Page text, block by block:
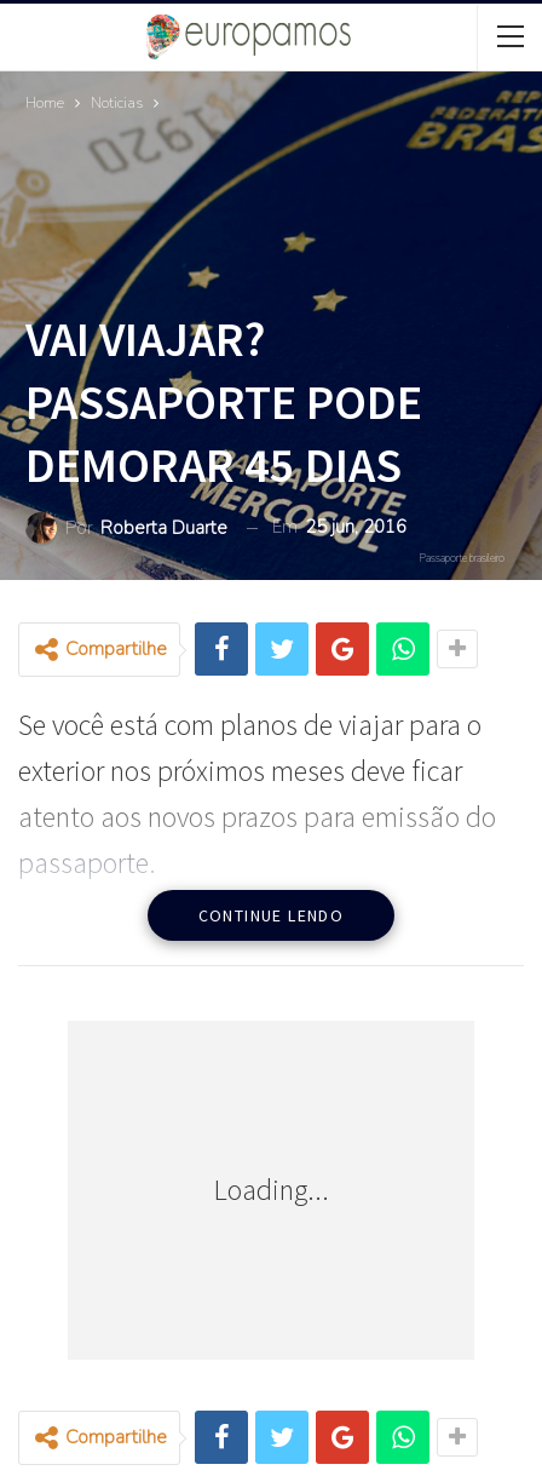
Home Noticias
VAI VIAJAR?
PASSAPORTE PODE
DEMORAR 45 DIAS
PorRoberta Duarte Em25 jun, 2016
Passaporte brasileiro
Compartilhe
Se você está com planos de viajar para o
exterior nos próximos meses deve ficar
atento aos novos prazos para emissão do
passaporte.
É que por falta de material para
confeccionar a capa do documento, o
esperar o prazo atual de entrega pode
Já quem solicitou o passaporte e cujo prazo
CONTINUE LENDO
Loading...
Compartilhe